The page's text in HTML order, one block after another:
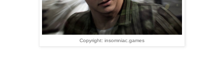
Copyright: insomniac.games